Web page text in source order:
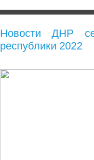
Новости ДНР
республики 2022